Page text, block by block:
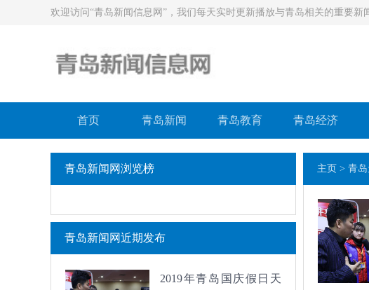
欢迎访问“青岛新闻信息网”，我们每天实时更新播放与青岛相关的重要
首页 青岛新闻 青岛教育 青岛经济
主页 > 青
青岛新闻网浏览榜
青岛新闻网近期发布
2019年青岛国庆假日天